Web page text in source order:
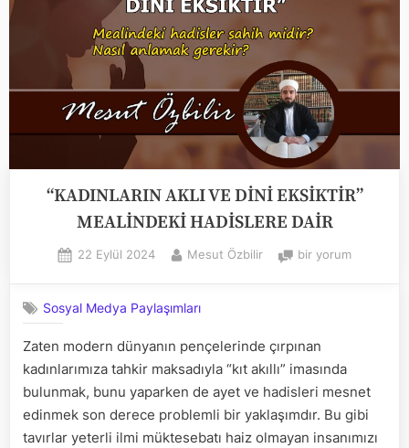
“KADINLARIN AKLI VE DİNİ EKSİKTİR”
MEALİNDEKİ HADİSLERE DAİR
Posted
22 Eylül 2024 By
Mesut Özbilir
“KADINLARIN
MEALİNDEKİ
HADİSLERE
DAİR
için
bir yorum
Sosyal Medya Paylaşımları
Zaten modern dünyanın pençelerinde çırpınan
kadınlarımıza tahkir maksadıyla “kıt akıllı” imasında
bulunmak, bunu yaparken de ayet ve hadisleri mesnet
edinmek son derece problemli bir yaklaşımdır. Bu gibi
tavırlar yeterli ilmi müktesebatı haiz olmayan insanımızı